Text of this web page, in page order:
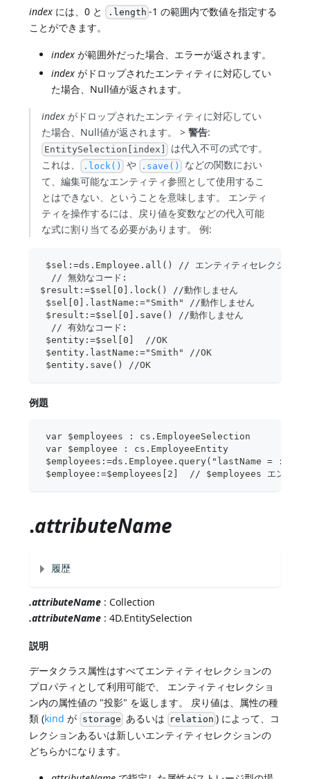
index には、0 と .length -1 の範囲内で数値を指定する
ことができます。
index が範囲外だった場合、エラーが返されます。
index がドロップされたエンティティに対応してい
た場合、Null値が返されます。
index がドロップされたエンティティに対応してい
た場合、Null値が返されます。 >警告:
EntitySelection[index]
は代入不可の式です。
これは、 .lock() や .save()
などの関数におい
て、編集可能なエンティティ参照として使用するこ
とはできない、ということを意味します。 エンティ
ティを操作するには、戻り値を変数などの代入可能
な式に割り当てる必要があります。 例:
$sel:=ds.Employee.all() // エンティティセレクション
  // 無効なコード:
$result:=$sel[0].lock() //動作しません
$sel[0].lastName:="Smith" //動作しません
$result:=$sel[0].save() //動作しません
  // 有効なコード:
$entity:=$sel[0]  //OK
$entity.lastName:="Smith" //OK
$entity.save() //OK
例題
var $employees : cs.EmployeeSelection
var $employee : cs.EmployeeEntity
$employees:=ds.Employee.query("lastName =
$employee:=$employees[2]  // $employees エンティティ
.attributeName
履歴
.attributeName : Collection
.attributeName : 4D.EntitySelection
説明
データクラス属性はすべてエンティティセレクションの
プロパティとして利用可能で、 エンティティセレクショ
ン内の属性値の "投影" を返します。 戻り値は、属性の種
類 (kind が storage あるいは relation ) によって、コ
レクションあるいは新しいエンティティセレクションの
どちらかになります。